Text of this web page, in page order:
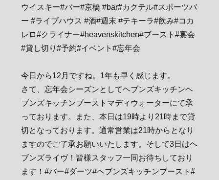
今日から12月ですね。1年も早く感じます。
さて、忘年会シーズンとしてヘブンズキッチンヘ
ブンズキッチンブーストマディウォーターにて承
っております。また、本日は19時より21時まで貸
切となっております。通常営業は21時からとなり
ますのでご了承お願いいたします。そして3日はヘ
ブンズライヴ！皆様スタッフ一同お待ちしており
ます！#バー#ダーツ#ヘブンズキッチンブースト#